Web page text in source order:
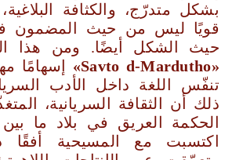
بشكل متدرّج، والكثافة
قويًا ليس من حيث المضمون
حيث الشكل أيضًا. ومن هذا
«
Savto d‑Mardutho
» إسهامًا
تنفّس اللغة داخل الأدب
ذلك أن الثقافة السريانية،
الحكمة العريق في بلاد ما بين
اكتسبت مع المسيحية أفقًا